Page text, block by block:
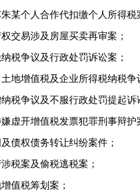
某个人合作代扣缴个人所得税
交易涉及房屋买卖再审案；
税争议及行政处罚诉讼案；
地增值税及企业所得税纳税争
税争议及不服行政处罚提起诉
虚开增值税发票犯罪刑事辩护
债权债务转让纠纷案件；
税案及偷税逃税案；
值税筹划案；